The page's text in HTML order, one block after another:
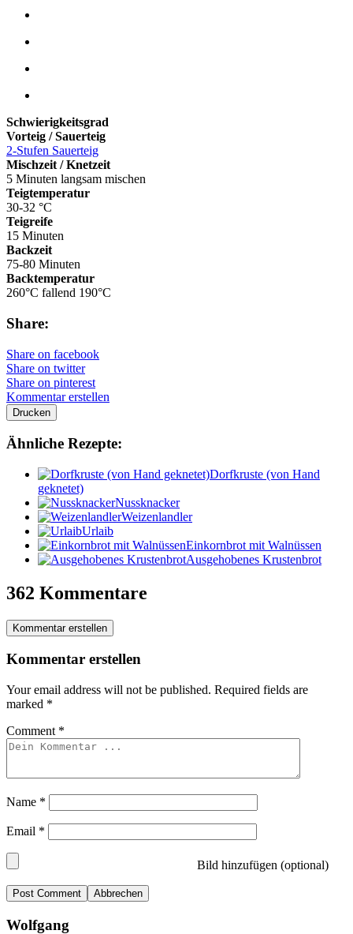
Schwierigkeitsgrad
Vorteig / Sauerteig
2-Stufen Sauerteig
Mischzeit / Knetzeit
5 Minuten langsam mischen
Teigtemperatur
30-32 °C
Teigreife
15 Minuten
Backzeit
75-80 Minuten
Backtemperatur
260°C fallend 190°C
Share:
Share on facebook
Share on twitter
Share on pinterest
Kommentar erstellen
Drucken
Ähnliche Rezepte:
Dorfkruste (von Hand
geknetet)
Nussknacker
Weizenlandler
Urlaib
Einkornbrot mit Walnüssen
Ausgehobenes Krustenbrot
362 Kommentare
Kommentar erstellen
Kommentar erstellen
Your email address will not be published. Required fields are
marked *
Comment *
Name *
Email *
Bild hinzufügen (optional)
Abbrechen
Wolfgang